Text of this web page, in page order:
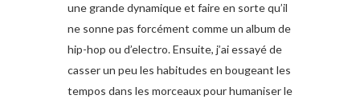
une grande dynamique et faire en sorte qu’il
ne sonne pas forcément comme un album de
hip-hop ou d’electro. Ensuite, j’ai essayé de
casser un peu les habitudes en bougeant les
tempos dans les morceaux pour humaniser le